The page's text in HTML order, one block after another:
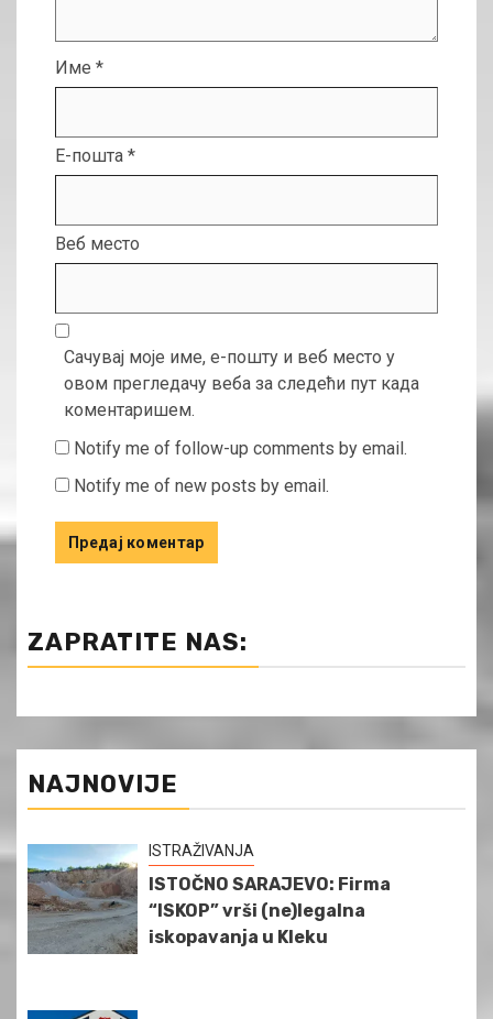
Име *
Е-пошта *
Веб место
Сачувај моје име, е-пошту и веб место у
овом прегледачу веба за следећи пут када
коментаришем.
Notify me of follow-up comments by email.
Notify me of new posts by email.
ZAPRATITE NAS:
NAJNOVIJE
ISTRAŽIVANJA
ISTOČNO SARAJEVO: Firma
“ISKOP” vrši (ne)legalna
iskopavanja u Kleku